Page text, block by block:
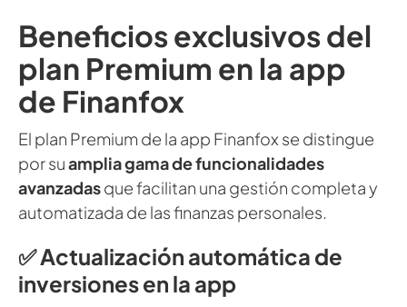
Beneficios exclusivos del
plan Premium en la app
de Finanfox
El plan Premium de la app Finanfox se distingue
por suamplia gama de funcionalidades
avanzadasque facilitan una gestión completa y
automatizada de las finanzas personales.
✅ Actualización automática de
inversiones en la app